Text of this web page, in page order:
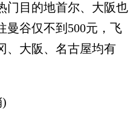
门目的地首尔、大阪也
曼谷仅不到500元，飞
、大阪、名古屋均有